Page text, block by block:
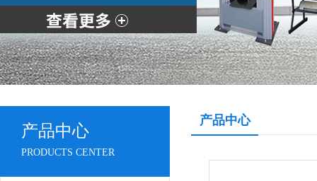
产品中心
PRODUCTS CENTER
产品中心